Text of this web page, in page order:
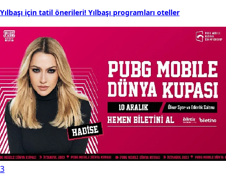
Yılbaşı için tatil önerileri! Yılbaşı programları oteller
3